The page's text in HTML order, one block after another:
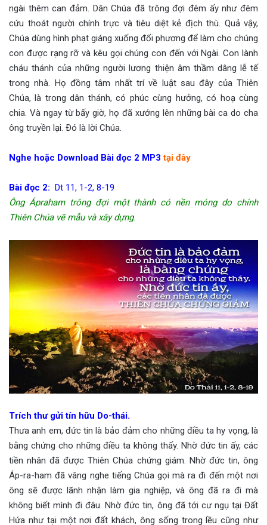
ngài thêm can đảm. Dân Chúa đã trông đợi đêm ấy như đêm
cứu thoát người chính trực và tiêu diệt kẻ địch thù. Quả vậy,
Chúa dùng hình phạt giáng xuống đối phương để làm cho chúng
con được rạng rỡ và kêu gọi chúng con đến với Ngài. Con lành
cháu thánh của những người lương thiện âm thầm dâng lễ tế
trong nhà. Họ đồng tâm nhất trí về luật sau đây của Thiên
Chúa, là trong dân thánh, có phúc cùng hưởng, có hoạ cùng
chia. Và ngay từ bấy giờ, họ đã xướng lên những bài ca do cha
ông truyền lại. Ðó là lời Chúa.
Nghe hoặc Download Bài đọc 2 MP3tại đây
Bài đọc 2: Dt 11, 1-2, 8-19
Ông Ápraham trông đợi một thành có nền móng do chính
Thiên Chúa vẽ mẫu và xây dựng.
Trích thư gửi tín hữu Do-thái.
Thưa anh em, đức tin là bảo đảm cho những điều ta hy vọng, là
bằng chứng cho những điều ta không thấy. Nhờ đức tin ấy, các
tiền nhân đã được Thiên Chúa chứng giám. Nhờ đức tin, ông
Áp-ra-ham đã vâng nghe tiếng Chúa gọi mà ra đi đến một nơi
ông sẽ được lãnh nhận làm gia nghiệp, và ông đã ra đi mà
không biết mình đi đâu. Nhờ đức tin, ông đã tới cư ngụ tại Đất
Hứa như tại một nơi đất khách, ông sống trong lều cũng như